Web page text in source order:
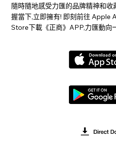
隨時隨地感受力匯的品牌精神和
握當下,立即擁有! 即刻前往 Apple
Store下載《正商》APP,力匯動向